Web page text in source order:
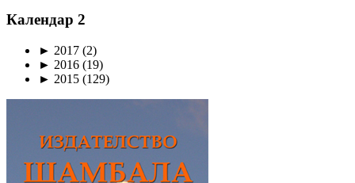
Календар 2
► 2017 (2)
► 2016 (19)
► 2015 (129)